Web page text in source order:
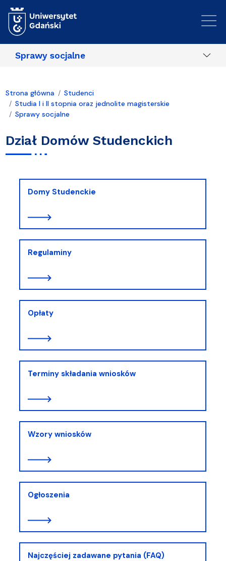
Sprawy socjalne
Strona główna
Studenci
Studia I i II stopnia oraz jednolite magisterskie
Sprawy socjalne
Dział Domów Studenckich
Domy Studenckie
Regulaminy
Opłaty
Terminy składania wniosków
Wzory wniosków
Ogłoszenia
Najczęściej zadawane pytania (FAQ)